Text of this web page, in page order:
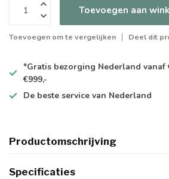
Toevoegen aan
Toevoegen om te vergelijken Deel dit
*Gratis bezorging Nederland vanaf
€999,-
De beste service van Nederland
Productomschrijving
Specificaties